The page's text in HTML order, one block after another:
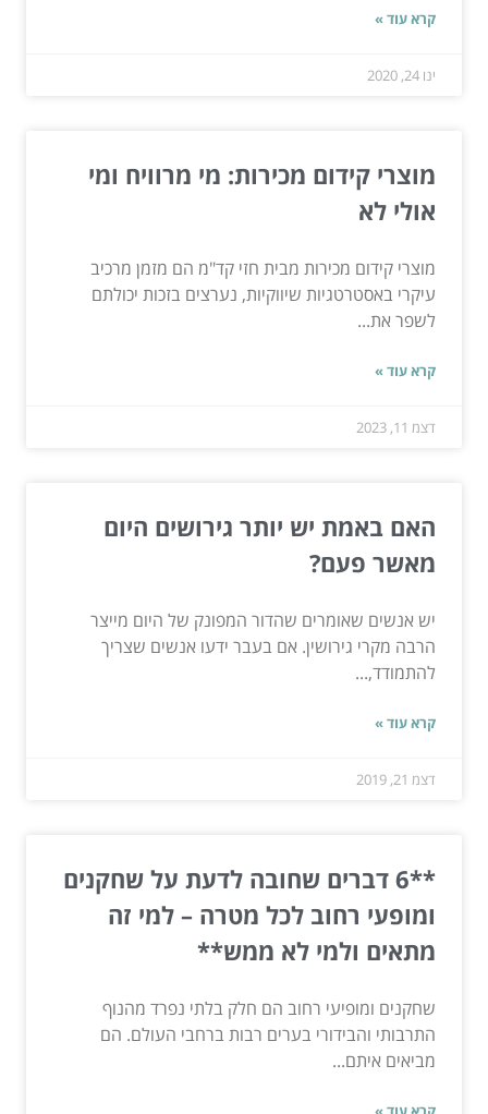
קרא עוד »
ינו 24, 2020
מוצרי קידום מכירות: מי מרוויח ומי
אולי לא
מוצרי קידום מכירות מבית חזי קד"מ הם מזמן מרכיב
עיקרי באסטרטגיות שיווקיות, נערצים בזכות יכולתם
לשפר את...
קרא עוד »
דצמ 11, 2023
האם באמת יש יותר גירושים היום
מאשר פעם?
יש אנשים שאומרים שהדור המפונק של היום מייצר
הרבה מקרי גירושין. אם בעבר ידעו אנשים שצריך
להתמודד,...
קרא עוד »
דצמ 21, 2019
**6 דברים שחובה לדעת על שחקנים
ומופעי רחוב לכל מטרה – למי זה
מתאים ולמי לא ממש**
שחקנים ומופיעי רחוב הם חלק בלתי נפרד מהנוף
התרבותי והבידורי בערים רבות ברחבי העולם. הם
מביאים איתם...